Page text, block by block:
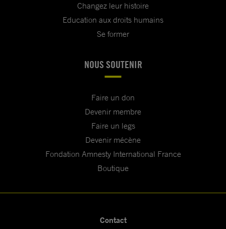
Changez leur histoire
Education aux droits humains
Se former
NOUS SOUTENIR
Faire un don
Devenir membre
Faire un legs
Devenir mécène
Fondation Amnesty International France
Boutique
Contact